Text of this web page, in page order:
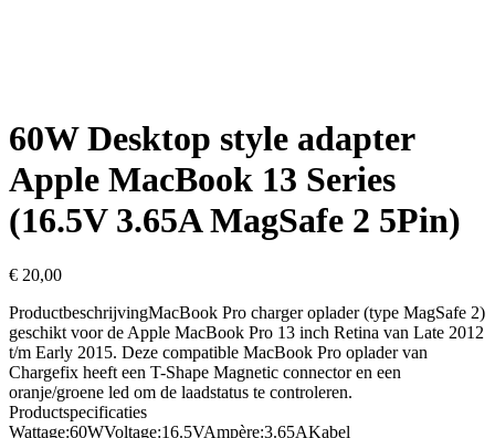
60W Desktop style adapter
Apple MacBook 13 Series
(16.5V 3.65A MagSafe 2 5Pin)
€ 20,00
ProductbeschrijvingMacBook Pro charger oplader (type MagSafe 2)
geschikt voor de Apple MacBook Pro 13 inch Retina van Late 2012
t/m Early 2015. Deze compatible MacBook Pro oplader van
Chargefix heeft een T-Shape Magnetic connector en een
oranje/groene led om de laadstatus te controleren.
Productspecificaties
Wattage:60WVoltage:16.5VAmpère:3.65AKabel